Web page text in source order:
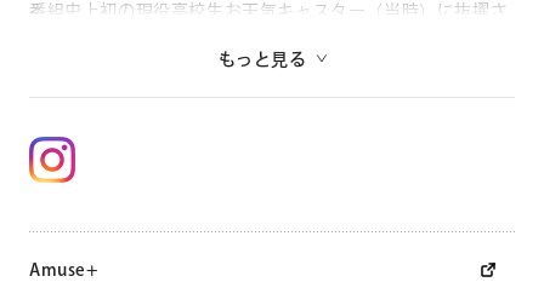
番組史上初の現役高校生お天気キャスター（当時）に抜擢さ
ほかにも「ダウンタウン vs Z世代」（NTV）「ラヴィッ
もっと見る
Amuse+